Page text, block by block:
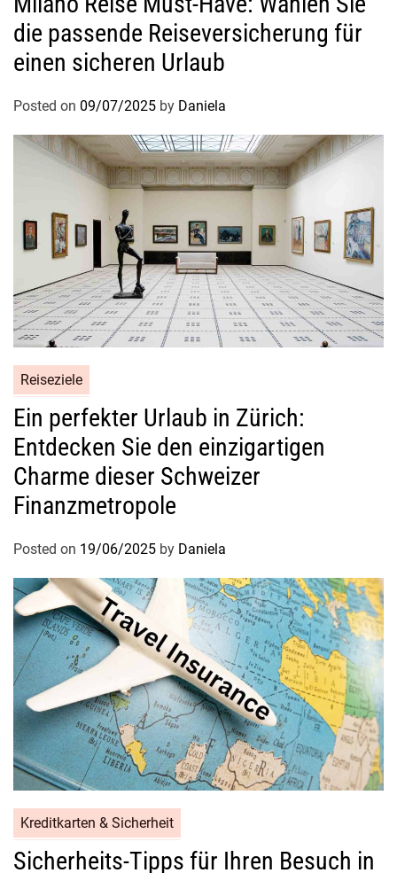
die passende Reiseversicherung für
einen sicheren Urlaub
Posted on 09/07/2025 by Daniela
Reiseziele
Ein perfekter Urlaub in Zürich:
Entdecken Sie den einzigartigen
Charme dieser Schweizer
Finanzmetropole
Posted on 19/06/2025 by Daniela
Kreditkarten & Sicherheit
Sicherheits-Tipps für Ihren Besuch in